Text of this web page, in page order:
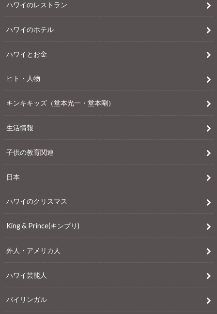
ハワイのレストラン
ハワイのホテル
ハワイとお金
ヒト・人物
キンキキッズ（堂本光一・堂本剛）
生活情報
子供の教育関連
日本
ハワイのクリスマス
King & Prince(キンプリ)
外人・アメリカ人
ハワイ芸能人
バイリンガル